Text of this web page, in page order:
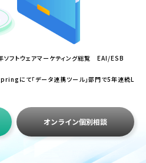
年ソフトウェアマーケティング総覧 EAI/ESB
にて「データ連携ツール」部門で5年連続L
オンライン個別相談